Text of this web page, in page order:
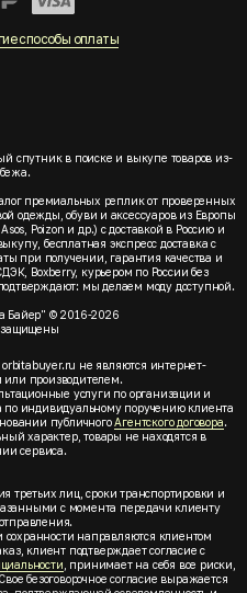
способы оплаты
спутник в поиске и выкупе товаров из-
премиальных реплик от проверенных
одежды, обуви и аксессуаров из Европы
Poizon и др.) с доставкой в Россию и
бесплатная экспресс доставка с
при получении, гарантия качества и
Boxberry, курьером по России без
мы делаем моду доступной.
Байер" © 2016-2026
защищены
не являются интернет-
или производителем.
услуги по организации и
индивидуальному поручению клиента
публичногоАгентского договора.
характер, товары не находятся в
сервиса.
третьих лиц, сроки транспортировки и
с момента передачи клиенту
сохранности направляются клиентом
клиент подтверждает согласие с
, принимает на себя все риски,
безоговорочное согласие выражается